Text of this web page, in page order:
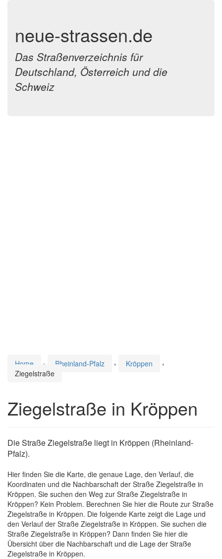
neue-strassen.de
Das Straßenverzeichnis für
Deutschland, Österreich und die
Schweiz
Home › Rheinland-Pfalz › Kröppen
›
Ziegelstraße
Ziegelstraße in Kröppen
Die Straße Ziegelstraße liegt in Kröppen (Rheinland-
Pfalz).
Hier finden Sie die Karte, die genaue Lage, den Verlauf, die
Koordinaten und die Nachbarschaft der Straße Ziegelstraße in
Kröppen. Sie suchen den Weg zur Straße Ziegelstraße in
Kröppen? Kein Problem. Berechnen Sie hier die Route zur Straße
Ziegelstraße in Kröppen. Die folgende Karte zeigt die Lage und
den Verlauf der Straße Ziegelstraße in Kröppen. Sie suchen die
Straße Ziegelstraße in Kröppen? Dann finden Sie hier die
Übersicht über die Nachbarschaft und die Lage der Straße
Ziegelstraße in Kröppen.